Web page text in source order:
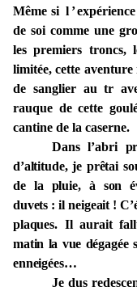
Même si l’
de soi comme une
les premiers troncs,
limitée, cette
de sanglier au tr
rauque de cette
cantine de la caserne.
Dans l’abri
d’altitude, je prêtai
de la pluie, à son
duvets : il neigeait !
plaques. Il aurait
matin la vue dégagée
enneigées…
Je dus